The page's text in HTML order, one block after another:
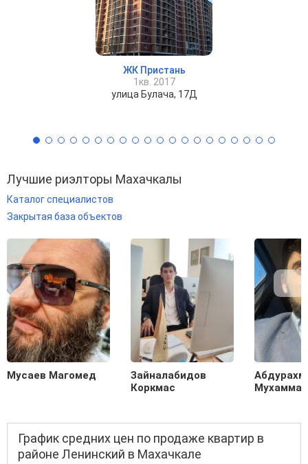
ЖК Пристань
1кв. 2017
улица Булача, 17Д
Лучшие риэлторы Махачкалы
Каталог специалистов
Закрытая база объектов
Мусаев Магомед
Зайналабидов
Коркмас
График средних цен по продаже квартир в
районе Ленинский в Махачкале